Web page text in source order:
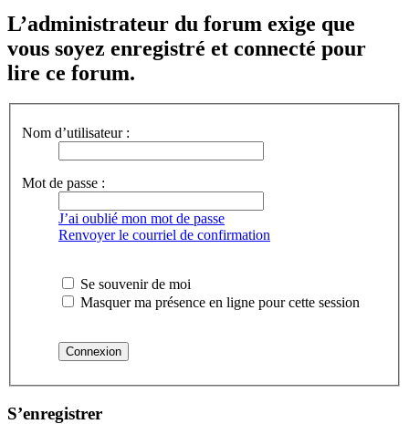
L’administrateur du forum exige que
vous soyez enregistré et connecté pour
lire ce forum.
Nom d’utilisateur :
Mot de passe :
J’ai oublié mon mot de passe
Renvoyer le courriel de confirmation
Se souvenir de moi
Masquer ma présence en ligne pour cette session
S’enregistrer